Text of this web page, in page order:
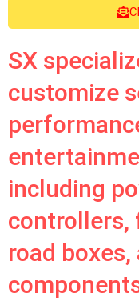
SX
customize
including
controllers,
road